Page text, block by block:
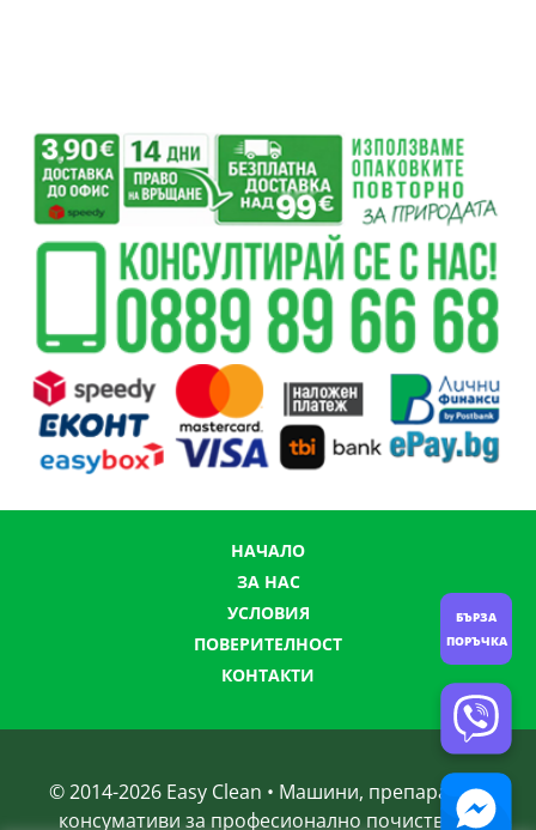
НАЧАЛО
ЗА НАС
УСЛОВИЯ
ПОВЕРИТЕЛНОСТ
КОНТАКТИ
© 2014-2026 Easy Clean • Машини, препарати и
консумативи за професионално почистване
БЪРЗА
ПОРЪЧКА